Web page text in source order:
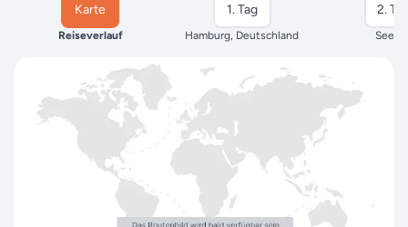
Karte
Reiseverlauf
1. Tag
Hamburg, Deutschland
2.